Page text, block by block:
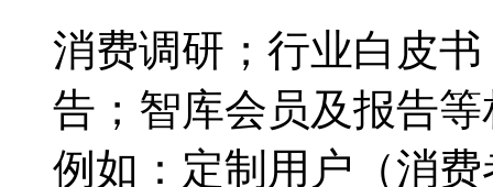
消费调研；行业白皮
告；智库会员及报告
例如：定制用户（消